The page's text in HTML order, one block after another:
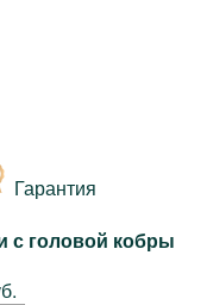
Гарантия
с головой кобры